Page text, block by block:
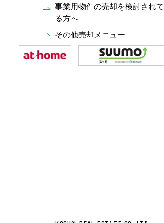
事業用物件の売却を検討され
る方へ
その他売却メニュー